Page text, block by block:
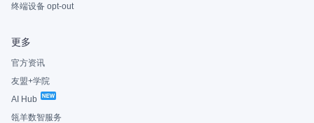
终端设备 opt-out
更多
官方资讯
友盟+学院
AI Hub
瓴羊数智服务